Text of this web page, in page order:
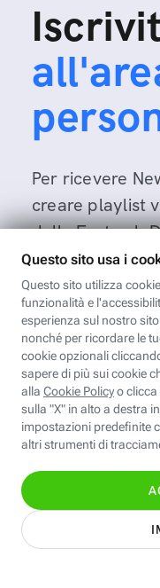
Per ricevere
creare playlist
della Fastweb
dedicati.
Leggi l'informativa
Nome
Cognome